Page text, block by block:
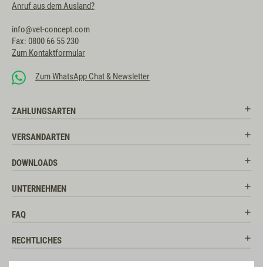
Anruf aus dem Ausland?
info@vet-concept.com
Fax: 0800 66 55 230
Zum Kontaktformular
Zum WhatsApp Chat & Newsletter
ZAHLUNGSARTEN
VERSANDARTEN
DOWNLOADS
UNTERNEHMEN
FAQ
RECHTLICHES